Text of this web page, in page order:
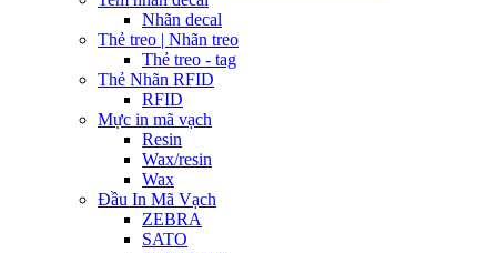
Nhãn decal
Thẻ treo | Nhãn treo
Thẻ treo - tag
Thẻ Nhãn RFID
RFID
Mực in mã vạch
Resin
Wax/resin
Wax
Đầu In Mã Vạch
ZEBRA
SATO